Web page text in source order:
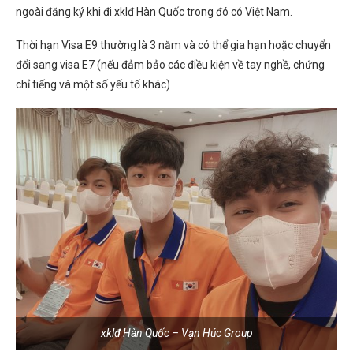
ngoài đăng ký khi đi xklđ Hàn Quốc trong đó có Việt Nam.
Thời hạn Visa E9 thường là 3 năm và có thể gia hạn hoặc chuyển
đổi sang visa E7 (nếu đảm bảo các điều kiện về tay nghề, chứng
chỉ tiếng và một số yếu tố khác)
xklđ Hàn Quốc – Vạn Húc Group